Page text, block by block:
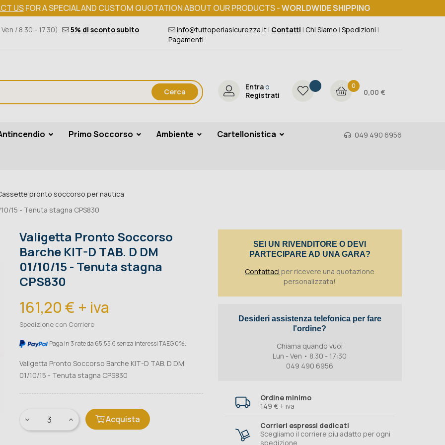
USFOR A SPECIAL AND CUSTOM QUOTATION ABOUT OUR PRODUCTS -WORLDWIDE SHIPPING
/ 8.30 - 17.30) 5% di sconto subito info@tuttoperlasicurezza.it | Contatti | Chi Siamo | Spedizioni |
Pagamenti
Cerca
Entra o
Registrati
0
0,00 €
Primo Soccorso Ambiente Cartellonistica 049 490 6956
pronto soccorso per nautica
15 - Tenuta stagna CPS830
Valigetta Pronto Soccorso
Barche KIT-D TAB. D DM
01/10/15 - Tenuta stagna
CPS830
161,20 € + iva
Spedizione con Corriere
Paga in 3 rate da 65,55 € senza interessi TAEG 0%.
Valigetta Pronto Soccorso Barche KIT-D TAB. D DM
01/10/15 - Tenuta stagna CPS830
Acquista
SEI UN RIVENDITORE O DEVI
PARTECIPARE AD UNA GARA?
Contattaci per ricevere una quotazione
personalizzata!
Desideri assistenza telefonica per fare
l'ordine?
Chiama quando vuoi
Lun - Ven • 8.30 - 17:30
049 490 6956
Ordine minimo
149 € + iva
Corrieri espressi dedicati
Scegliamo il corriere più adatto per ogni
spedizione